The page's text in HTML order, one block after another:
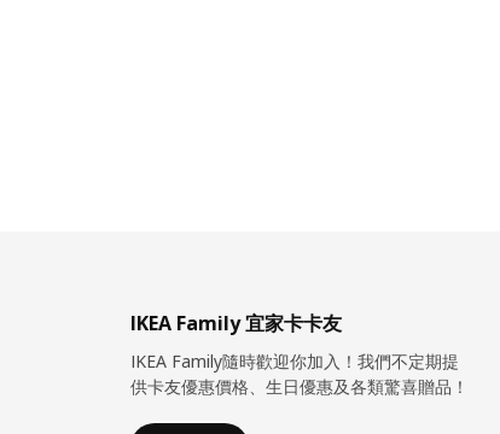
IKEA Family 宜家卡卡友
IKEA Family隨時歡迎你加入！我們不定期提
供卡友優惠價格、生日優惠及各類驚喜贈品！